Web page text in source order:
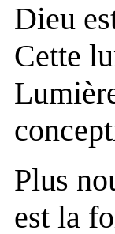
Dieu
Cette
Plus
est la